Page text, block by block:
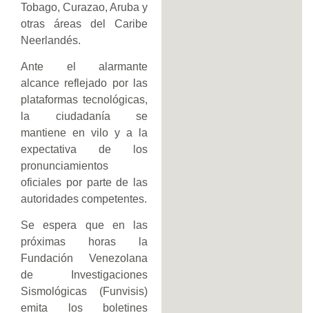
Tobago, Curazao, Aruba y
otras áreas del Caribe
Neerlandés.
​Ante el alarmante
alcance reflejado por las
plataformas tecnológicas,
la ciudadanía se
mantiene en vilo y a la
expectativa de los
pronunciamientos
oficiales por parte de las
autoridades competentes.
Se espera que en las
próximas horas la
Fundación Venezolana
de Investigaciones
Sismológicas (Funvisis)
emita los boletines